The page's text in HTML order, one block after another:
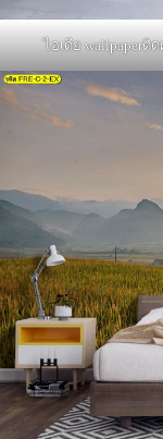
ไอเดีย wallpaper